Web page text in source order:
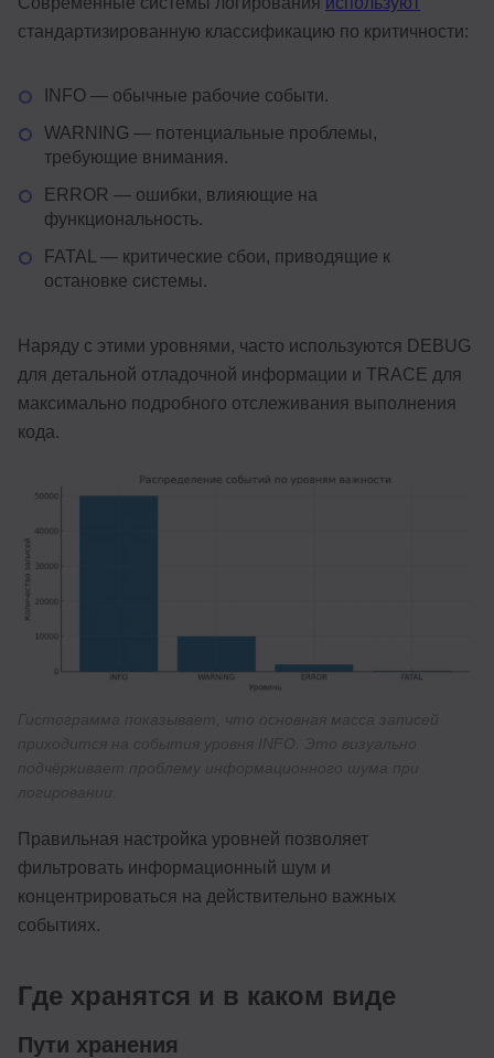
стандартизированную классификацию по критичности:
INFO — обычные рабочие событи.
WARNING — потенциальные проблемы,
требующие внимания.
ERROR — ошибки, влияющие на
функциональность.
FATAL — критические сбои, приводящие к
остановке системы.
Наряду с этими уровнями, часто используются DEBUG
для детальной отладочной информации и TRACE для
максимально подробного отслеживания выполнения
кода.
Правильная настройка уровней позволяет
фильтровать информационный шум и
концентрироваться на действительно важных
событиях.
Где хранятся и в каком виде
Пути хранения